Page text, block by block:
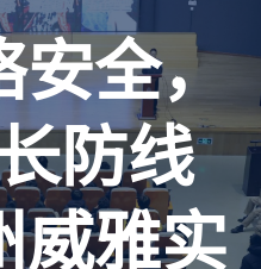
安全，
防线
雅实